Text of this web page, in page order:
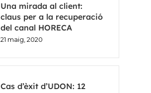
Una mirada al client:
claus per a la recuperació
del canal HORECA
21 maig, 2020
Cas d’èxit d’UDON: 12
Voxel
FR
ES